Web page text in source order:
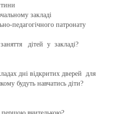
закладі
патронату
дітей у закладі?
дні відкритих дверей для
будуть навчатись діти?